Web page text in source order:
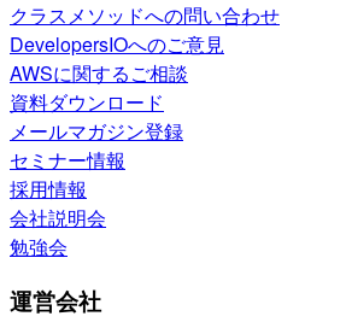
クラスメソッドへの問い合わせ
DevelopersIOへのご意見
AWSに関するご相談
資料ダウンロード
メールマガジン登録
セミナー情報
採用情報
会社説明会
勉強会
運営会社